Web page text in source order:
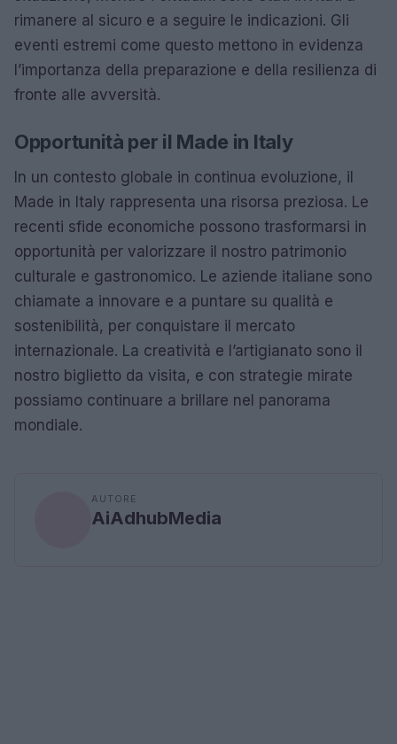
rimanere al sicuro e a seguire le indicazioni. Gli
eventi estremi come questo mettono in evidenza
l’importanza della preparazione e della resilienza di
fronte alle avversità.
Opportunità per il Made in Italy
In un contesto globale in continua evoluzione, il
Made in Italy rappresenta una risorsa preziosa. Le
recenti sfide economiche possono trasformarsi in
opportunità per valorizzare il nostro patrimonio
culturale e gastronomico. Le aziende italiane sono
chiamate a innovare e a puntare su qualità e
sostenibilità, per conquistare il mercato
internazionale. La creatività e l’artigianato sono il
nostro biglietto da visita, e con strategie mirate
possiamo continuare a brillare nel panorama
mondiale.
AUTORE
AiAdhubMedia